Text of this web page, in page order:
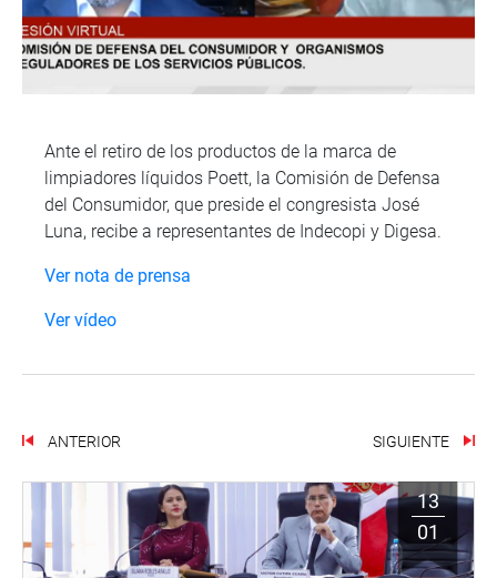
Ante el retiro de los productos de la marca de
limpiadores líquidos Poett, la Comisión de Defensa
del Consumidor, que preside el congresista José
Luna, recibe a representantes de Indecopi y Digesa.
Ver nota de prensa
Ver vídeo
ANTERIOR SIGUIENTE
13
01